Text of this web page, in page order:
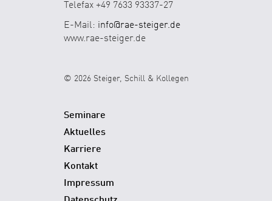
Telefax +49 7633 93337-27
E-Mail: info@rae-steiger.de
www.rae-steiger.de
© 2026 Steiger, Schill & Kollegen
Seminare
Aktuelles
Karriere
Kontakt
Impressum